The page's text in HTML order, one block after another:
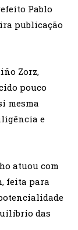
Pablo
publicação
Zorz,
pouco
mesma
e
atuou com
feita para
das